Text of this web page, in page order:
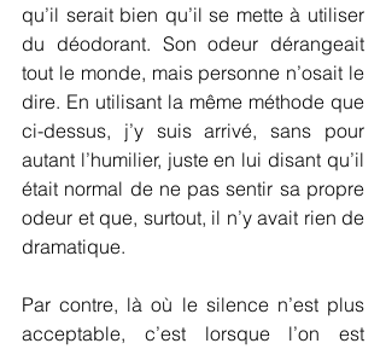
qu’il serait bien qu’il se mette à utiliser
du déodorant. Son odeur dérangeait
tout le monde, mais personne n’osait le
dire. En utilisant la même méthode que
ci-dessus, j’y suis arrivé, sans pour
autant l’humilier, juste en lui disant qu’il
était normal de ne pas sentir sa propre
odeur et que, surtout, il n’y avait rien de
dramatique.
Par contre, là où le silence n’est plus
acceptable, c’est lorsque l’on est